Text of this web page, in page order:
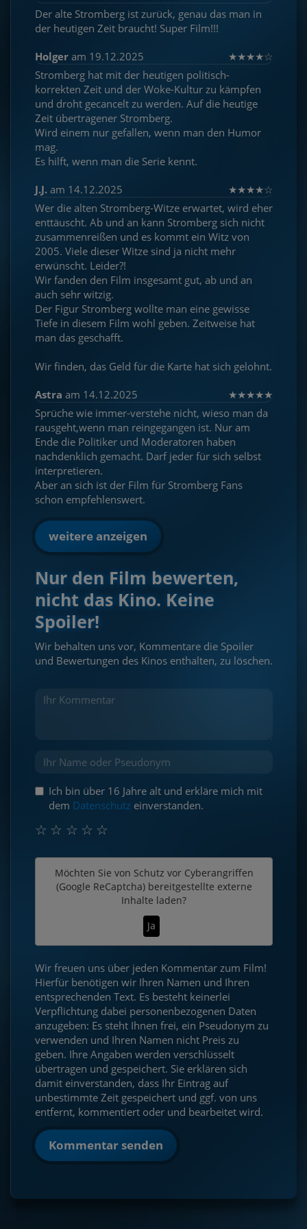
Der alte Stromberg ist zurück, genau das man in
der heutigen Zeit braucht! Super Film!!!
Holger am 19.12.2025 ★★★★☆
Stromberg hat mit der heutigen politisch-
korrekten Zeit und der Woke-Kultur zu kämpfen
und droht gecancelt zu werden. Auf die heutige
Zeit übertragener Stromberg.
Wird einem nur gefallen, wenn man den Humor
mag.
Es hilft, wenn man die Serie kennt.
J.J. am 14.12.2025 ★★★★☆
Wer die alten Stromberg-Witze erwartet, wird eher
enttäuscht. Ab und an kann Stromberg sich nicht
zusammenreißen und es kommt ein Witz von
2005. Viele dieser Witze sind ja nicht mehr
erwünscht. Leider?!
Wir fanden den Film insgesamt gut, ab und an
auch sehr witzig.
Der Figur Stromberg wollte man eine gewisse
Tiefe in diesem Film wohl geben. Zeitweise hat
man das geschafft.
Wir finden, das Geld für die Karte hat sich gelohnt.
Astra am 14.12.2025 ★★★★★
Sprüche wie immer-verstehe nicht, wieso man da
rausgeht,wenn man reingegangen ist. Nur am
Ende die Politiker und Moderatoren haben
nachdenklich gemacht. Darf jeder für sich selbst
interpretieren.
Aber an sich ist der Film für Stromberg Fans
schon empfehlenswert.
weitere anzeigen
Nur den Film bewerten,
nicht das Kino. Keine
Spoiler!
Wir behalten uns vor, Kommentare die Spoiler
und Bewertungen des Kinos enthalten, zu löschen.
Ich bin über 16 Jahre alt und erkläre mich mit
dem Datenschutz einverstanden.
☆
☆
☆
☆
☆
Möchten Sie von Schutz vor Cyberangriffen
(Google ReCaptcha)bereitgestellte externe
Inhalte laden?
Ja
Wir freuen uns über jeden Kommentar zum Film!
Hierfür benötigen wir Ihren Namen und Ihren
entsprechenden Text. Es besteht keinerlei
Verpflichtung dabei personenbezogenen Daten
anzugeben: Es steht Ihnen frei, ein Pseudonym zu
verwenden und Ihren Namen nicht Preis zu
geben. Ihre Angaben werden verschlüsselt
übertragen und gespeichert. Sie erklären sich
damit einverstanden, dass Ihr Eintrag auf
unbestimmte Zeit gespeichert und ggf. von uns
entfernt, kommentiert oder und bearbeitet wird.
Kommentar senden